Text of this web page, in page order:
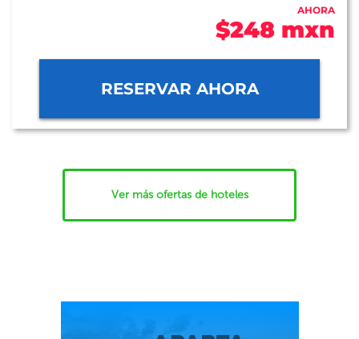
AHORA
$248 mxn
RESERVAR AHORA
Ver más ofertas de hoteles